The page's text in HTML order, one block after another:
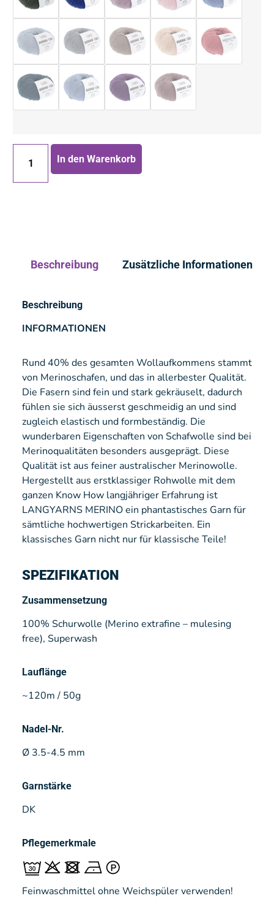
In den Warenkorb
Beschreibung Zusätzliche Informationen
Beschreibung
INFORMATIONEN
Rund 40% des gesamten Wollaufkommens stammt
von Merinoschafen, und das in allerbester Qualität.
Die Fasern sind fein und stark gekräuselt, dadurch
fühlen sie sich äusserst geschmeidig an und sind
zugleich elastisch und formbeständig. Die
wunderbaren Eigenschaften von Schafwolle sind bei
Merinoqualitäten besonders ausgeprägt. Diese
Qualität ist aus feiner australischer Merinowolle.
Hergestellt aus erstklassiger Rohwolle mit dem
ganzen Know How langjähriger Erfahrung ist
LANGYARNS MERINO ein phantastisches Garn für
sämtliche hochwertigen Strickarbeiten. Ein
klassisches Garn nicht nur für klassische Teile!
SPEZIFIKATION
Zusammensetzung
100% Schurwolle (Merino extrafine – mulesing
free), Superwash
Lauflänge
~120m / 50g
Nadel-Nr.
Ø 3.5-4.5 mm
Garnstärke
DK
Pflegemerkmale
Feinwaschmittel ohne Weichspüler verwenden!